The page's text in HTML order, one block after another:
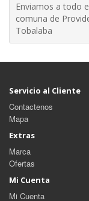
Enviamos a todo
comuna de
Tobalaba
Servicio al Cliente
Contactenos
Mapa
Extras
Marca
Ofertas
Mi Cuenta
Mi Cuenta